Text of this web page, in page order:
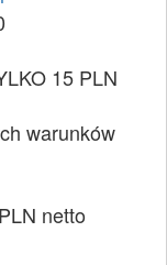
15 PLN
warunków
netto